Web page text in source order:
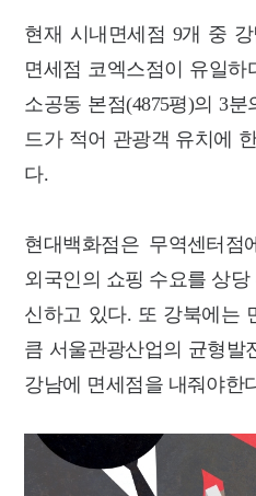
현재 시내면세점 9개 중
면세점 코엑스점이 유일하
소공동 본점(4875평)의 3
드가 적어 관광객 유치에
다.
현대백화점은 무역센터점
외국인의 쇼핑 수요를 상
신하고 있다. 또 강북에는
큼 서울관광산업의 균형발
강남에 면세점을 내줘야한